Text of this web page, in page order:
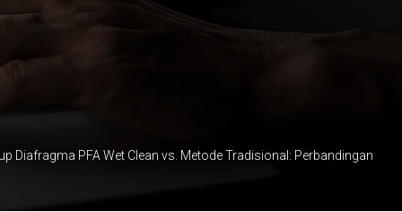
Diafragma PFA Wet Clean vs. Metode Tradisional: Perbandingan